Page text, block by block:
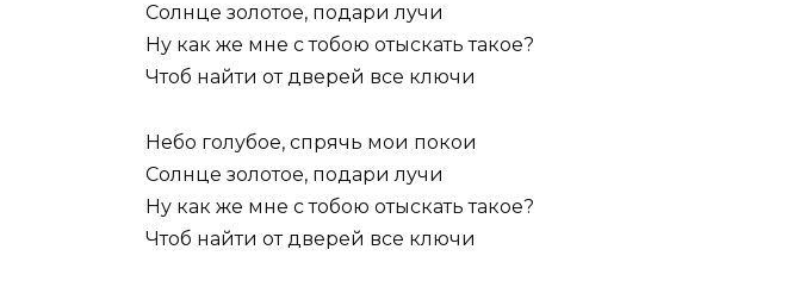
Солнце золотое, подари лучи
Ну как же мне с тобою отыскать такое?
Чтоб найти от дверей все ключи
Небо голубое, спрячь мои покои
Солнце золотое, подари лучи
Ну как же мне с тобою отыскать такое?
Чтоб найти от дверей все ключи